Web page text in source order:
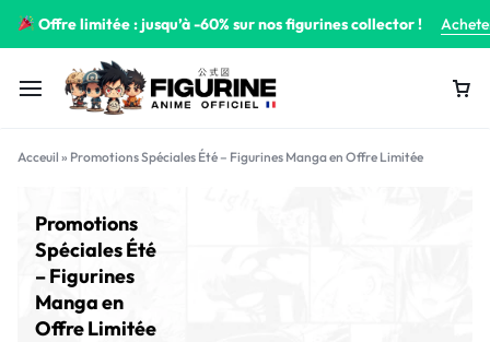
Offre limitée : jusqu’à -60% sur nos figurines collector !
Acceuil » Promotions Spéciales Été – Figurines Manga en Offre Limitée
Promotions
Spéciales Été
– Figurines
Manga en
Offre Limitée